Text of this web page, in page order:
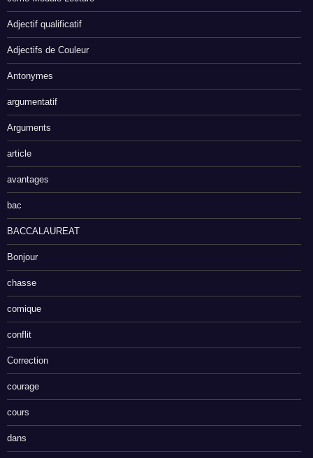
Adjectif qualificatif
Adjectifs de Couleur
Antonymes
argumentatif
Arguments
article
avantages
bac
BACCALAUREAT
Bonjour
chasse
comique
conflit
Correction
courage
cours
dans